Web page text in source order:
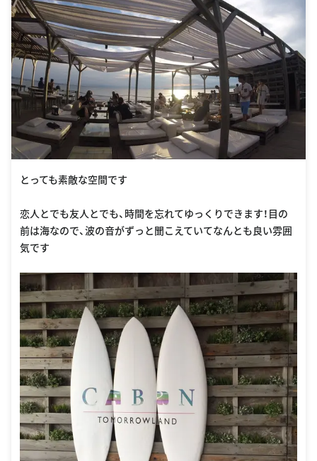
とっても素敵な空間です
恋人とでも友人とでも、時間を忘れてゆっくりできます！目の
前は海なので、波の音がずっと聞こえていてなんとも良い雰囲
気です